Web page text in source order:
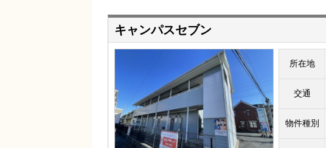
キャンパスセブン
所在地
交通
物件種別